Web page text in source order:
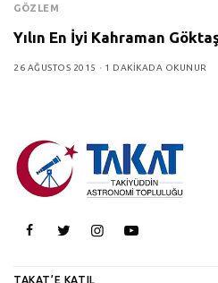
GÖZLEM
Yılın En İyi Kahraman
26 AĞUSTOS 2015 1 DAKIKADA OKUNUR
TAKAT’E KATIL